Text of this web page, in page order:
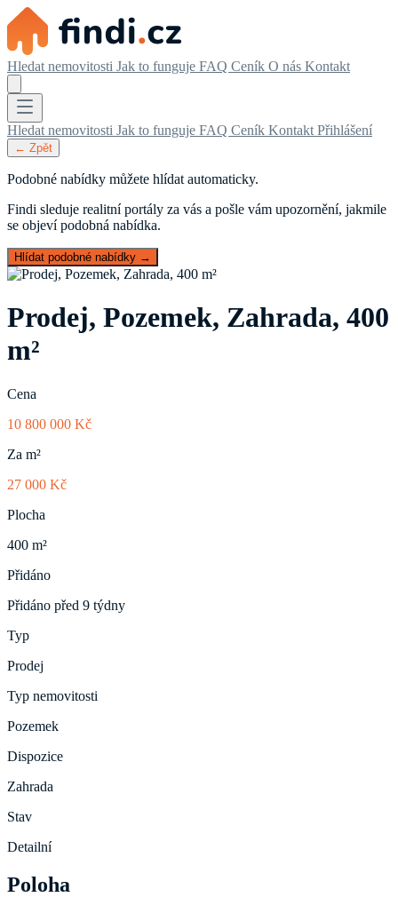
Hledat nemovitosti Jak to funguje FAQ Ceník O nás Kontakt
Hledat nemovitosti Jak to funguje FAQ Ceník Kontakt Přihlášení
← Zpět
Podobné nabídky můžete hlídat automaticky.
Findi sleduje realitní portály za vás a pošle vám upozornění, jakmile
se objeví podobná nabídka.
Hlídat podobné nabídky →
Prodej, Pozemek, Zahrada, 400
m²
Cena
10 800 000 Kč
Za m²
27 000 Kč
Plocha
400 m²
Přidáno
Přidáno před 9 týdny
Typ
Prodej
Typ nemovitosti
Pozemek
Dispozice
Zahrada
Stav
Detailní
Poloha